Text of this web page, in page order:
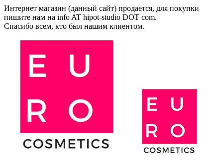
Интернет магазин (данный сайт) продается, для покупки
пишите нам на info AT hipot-studio DOT com.
Спасибо всем, кто был нашим клиентом.